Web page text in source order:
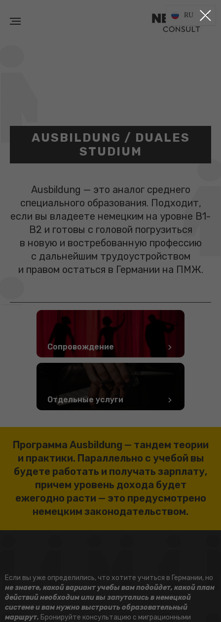
AUSBILDUNG / DUALES
STUDIUM
Ausbildung — это аналог среднего
специального образования. Подходит,
если вы владеете немецким на уровне B1-
B2 и готовы с головой погрузиться
в новую и востребованную профессию
с дальнейшим трудоустройством
и правом остаться в Германии на ПМЖ.
Сопровождение
Отдельные услуги
Программа Ausbildung — тандем теории
и практики. Параллельно с учебой вы
будете работать и получать зарплату,
причем уровень дохода будет
ежегодно расти — это предусмотрено
немецким законодательством.
Если вы уже определились, что хотите учиться в Германии, но
не знаете, какой вариант учебы вам подойдет, какой план
действий необходим или вы запутались в немецкой
системе и вам нужно выстроить образовательный
маршрут. Бронируйте консультацию с миграционными
RU